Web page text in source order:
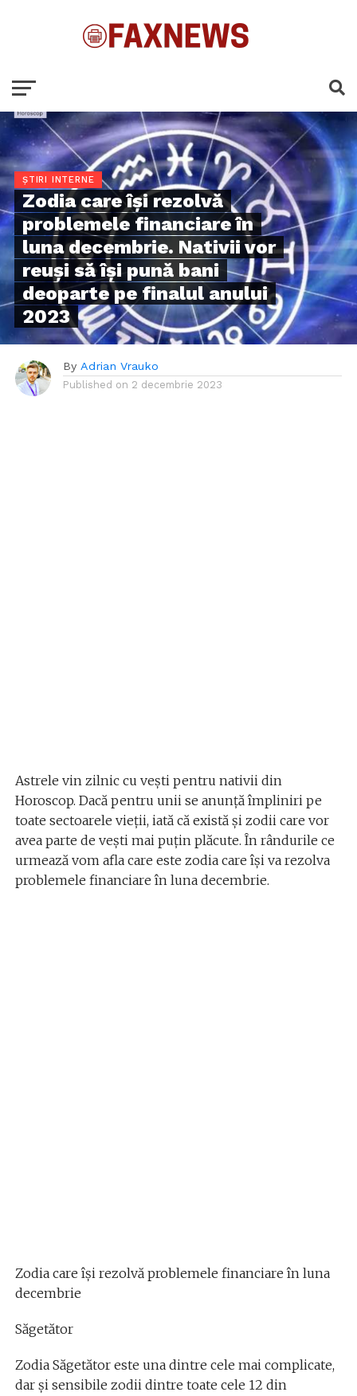
ȘTIRI INTERNE
Zodia care își rezolvă
problemele financiare în
luna decembrie. Nativii vor
reuși să își pună bani
deoparte pe finalul anului
2023
By Adrian Vrauko
Published on 2 decembrie 2023
Astrele vin zilnic cu vești pentru nativii din
Horoscop. Dacă pentru unii se anunță împliniri pe
toate sectoarele vieții, iată că există și zodii care vor
avea parte de vești mai puțin plăcute. În rândurile ce
urmează vom afla care este zodia care își va rezolva
problemele financiare în luna decembrie.
Zodia care își rezolvă problemele financiare în luna
decembrie
Săgetător
Zodia Săgetător este una dintre cele mai complicate,
dar și sensibile zodii dintre toate cele 12 din